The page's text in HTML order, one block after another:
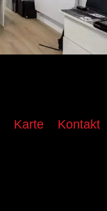
Karte Kontakt